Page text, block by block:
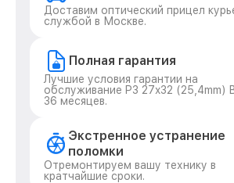
Доставим оптический прицел
службой в Москве.
Полная гарантия
Лучшие условия гарантии на
обслуживание P3 27x32 (25,4mm)
36 месяцев.
Экстренное устранение
поломки
Отремонтируем вашу технику в
кратчайшие сроки.